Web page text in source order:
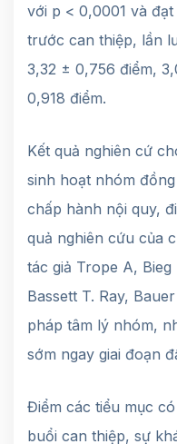
với p < 0,0001 và
trước can thiệp, lần
3,32 ± 0,756 điểm,
0,918 điểm.
Kết quả nghiên cứ
sinh hoạt nhóm
chấp hành nội quy,
quả nghiên cứu của
tác giả Trope A,
Bassett T. Ray,
pháp tâm lý nhóm,
sớm ngay giai đoạn
Điểm các tiểu mục
buổi can thiệp, sự